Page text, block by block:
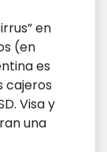
en
(en
es
cajeros
Visa y
una